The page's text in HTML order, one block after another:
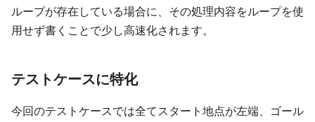
ループが存在している場合に、その処理内容をループを使
用せず書くことで少し高速化されます。
テストケースに特化
今回のテストケースでは全てスタート地点が左端、ゴール